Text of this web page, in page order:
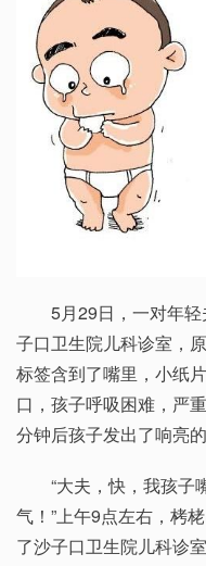
5月29日，一对年
子口卫生院儿科诊室，
标签含到了嘴里，小纸
口，孩子呼吸困难，严
分钟后孩子发出了响亮的
“大夫，快，我孩子
气！”上午9点左右，栲
了沙子口卫生院儿科诊